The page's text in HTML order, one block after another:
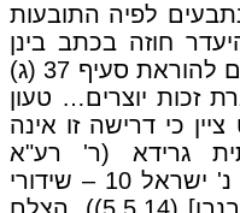
לפיה התובעות
חוזה בכתב בינן
לבין הצלם והמעצבת, בהתאם להוראת סעיף 37 (ג)
זכות יוצרים… טעון
כי דרישה זו אינה
גרידא (ר' רע"א
8626/13 יוסף טאובר (תבור) נ' ישראל 10 – שידורי